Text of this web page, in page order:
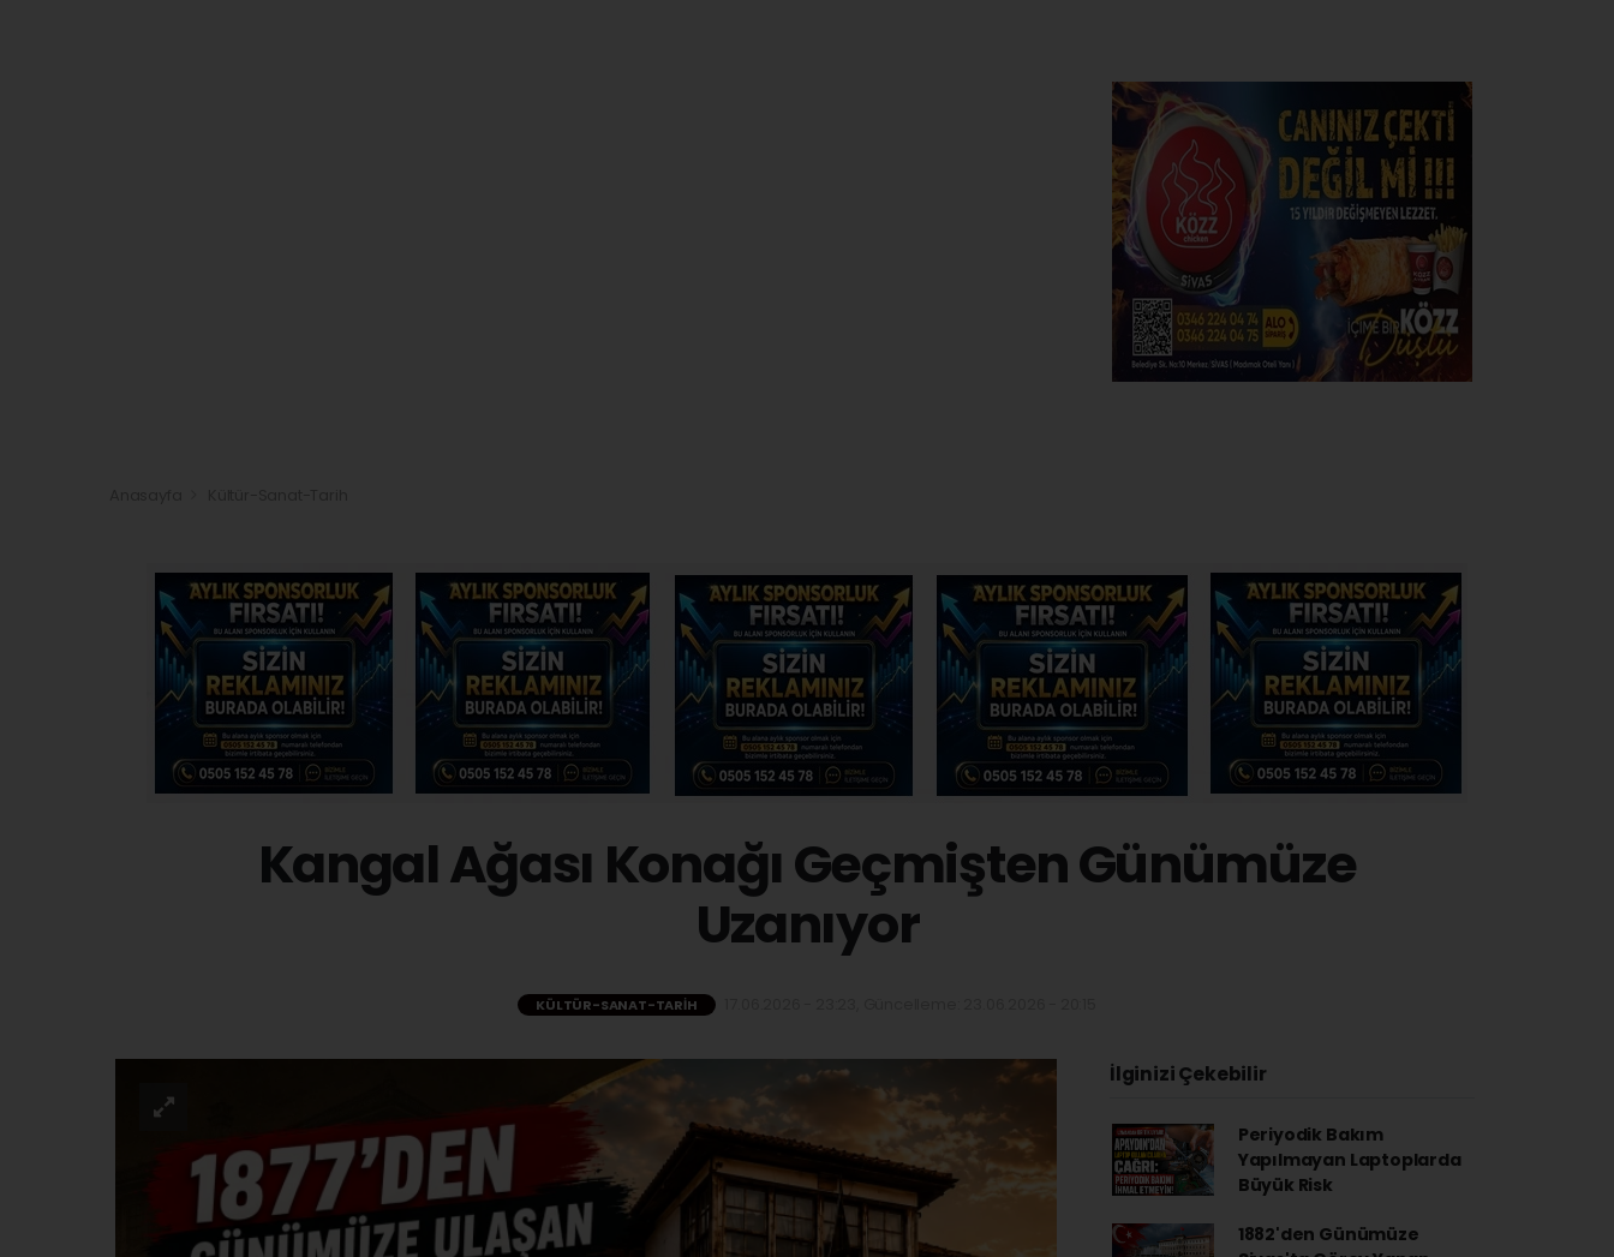
Kangal Ağası Konağı Geçmişten Günümüze
Uzanıyor
KÜLTÜR-SANAT-TARIH
İlginizi Çekebilir
Periyodik Bakım
Yapılmayan Laptoplarda
Büyük Risk
1882'den Günümüze